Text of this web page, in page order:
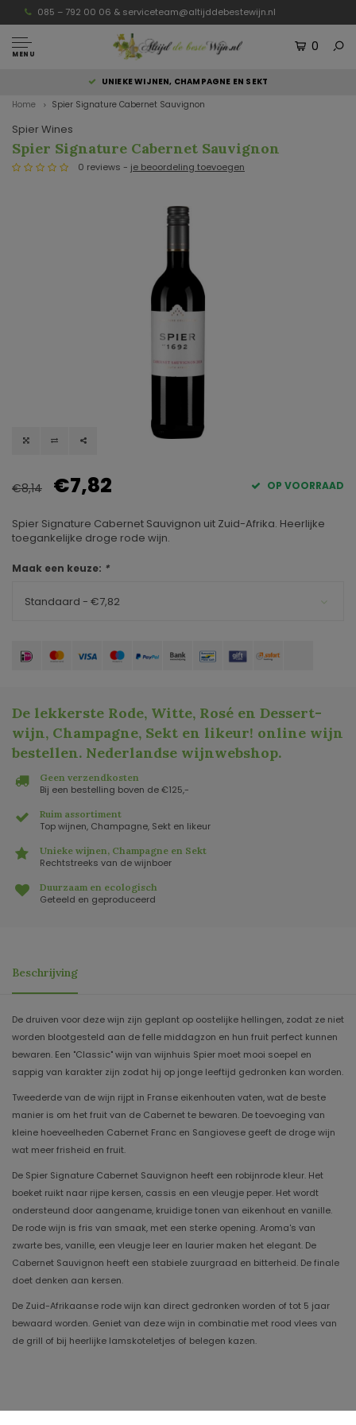
085 – 792 00 06 & serviceteam@altijddebestewijn.nl
MENU
0
UNIEKE WIJNEN, CHAMPAGNE EN SEKT
Home Spier Signature Cabernet Sauvignon
Spier Wines
Spier Signature Cabernet Sauvignon
0 reviews - je beoordeling toevoegen
€8,14 €7,82 OP VOORRAAD
Spier Signature Cabernet Sauvignon uit Zuid-Afrika. Heerlijke
toegankelijke droge rode wijn.
Maak een keuze: *
Standaard - €7,82
De lekkerste Rode, Witte, Rosé en Dessert-
wijn, Champagne, Sekt en likeur! online wijn
bestellen. Nederlandse wijnwebshop.
Geen verzendkosten
Bij een bestelling boven de €125,-
Ruim assortiment
Top wijnen, Champagne, Sekt en likeur
Unieke wijnen, Champagne en Sekt
Rechtstreeks van de wijnboer
Duurzaam en ecologisch
Geteeld en geproduceerd
Beschrijving
De druiven voor deze wijn zijn geplant op oostelijke hellingen, zodat ze niet
worden blootgesteld aan de felle middagzon en hun fruit perfect kunnen
bewaren. Een "Classic" wijn van wijnhuis Spier moet mooi soepel en
sappig van karakter zijn zodat hij op jonge leeftijd gedronken kan worden.
Tweederde van de wijn rijpt in Franse eikenhouten vaten, wat de beste
manier is om het fruit van de Cabernet te bewaren. De toevoeging van
kleine hoeveelheden Cabernet Franc en Sangiovese geeft de droge wijn
wat meer frisheid en fruit.
De Spier Signature Cabernet Sauvignon heeft een robijnrode kleur. Het
boeket ruikt naar rijpe kersen, cassis en een vleugje peper. Het wordt
ondersteund door aangename, kruidige tonen van eikenhout en vanille.
De rode wijn is fris van smaak, met een sterke opening. Aroma's van
zwarte bes, vanille, een vleugje leer en laurier maken het elegant. De
Cabernet Sauvignon heeft een stabiele zuurgraad en bitterheid. De finale
doet denken aan kersen.
De Zuid-Afrikaanse rode wijn kan direct gedronken worden of tot 5 jaar
bewaard worden. Geniet van deze wijn in combinatie met rood vlees van
de grill of bij heerlijke lamskoteletjes of belegen kazen.